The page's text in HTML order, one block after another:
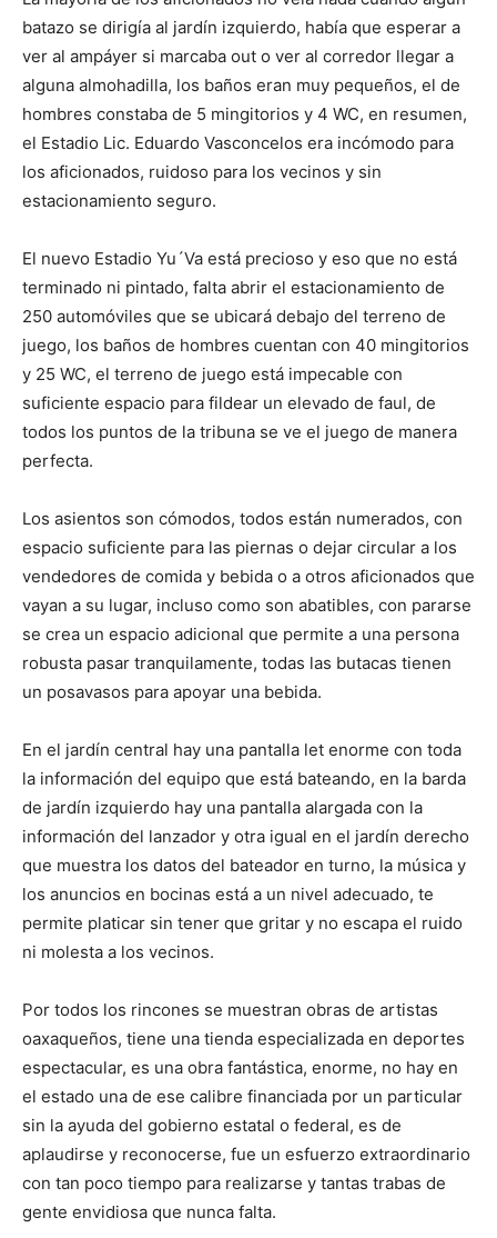
batazo se dirigía al jardín izquierdo, había que esperar a
ver al ampáyer si marcaba out o ver al corredor llegar a
alguna almohadilla, los baños eran muy pequeños, el de
hombres constaba de 5 mingitorios y 4 WC, en resumen,
el Estadio Lic. Eduardo Vasconcelos era incómodo para
los aficionados, ruidoso para los vecinos y sin
estacionamiento seguro.
El nuevo Estadio Yu´Va está precioso y eso que no está
terminado ni pintado, falta abrir el estacionamiento de
250 automóviles que se ubicará debajo del terreno de
juego, los baños de hombres cuentan con 40 mingitorios
y 25 WC, el terreno de juego está impecable con
suficiente espacio para fildear un elevado de faul, de
todos los puntos de la tribuna se ve el juego de manera
perfecta.
Los asientos son cómodos, todos están numerados, con
espacio suficiente para las piernas o dejar circular a los
vendedores de comida y bebida o a otros aficionados que
vayan a su lugar, incluso como son abatibles, con pararse
se crea un espacio adicional que permite a una persona
robusta pasar tranquilamente, todas las butacas tienen
un posavasos para apoyar una bebida.
En el jardín central hay una pantalla let enorme con toda
la información del equipo que está bateando, en la barda
de jardín izquierdo hay una pantalla alargada con la
información del lanzador y otra igual en el jardín derecho
que muestra los datos del bateador en turno, la música y
los anuncios en bocinas está a un nivel adecuado, te
permite platicar sin tener que gritar y no escapa el ruido
ni molesta a los vecinos.
Por todos los rincones se muestran obras de artistas
oaxaqueños, tiene una tienda especializada en deportes
espectacular, es una obra fantástica, enorme, no hay en
el estado una de ese calibre financiada por un particular
sin la ayuda del gobierno estatal o federal, es de
aplaudirse y reconocerse, fue un esfuerzo extraordinario
con tan poco tiempo para realizarse y tantas trabas de
gente envidiosa que nunca falta.